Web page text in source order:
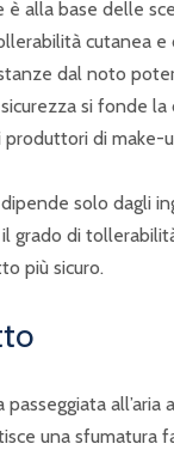
è alla base delle
cutanea
dal noto
si fonde
produttori di
solo dagli
grado di
più sicuro.
all’aria
una sfumatura